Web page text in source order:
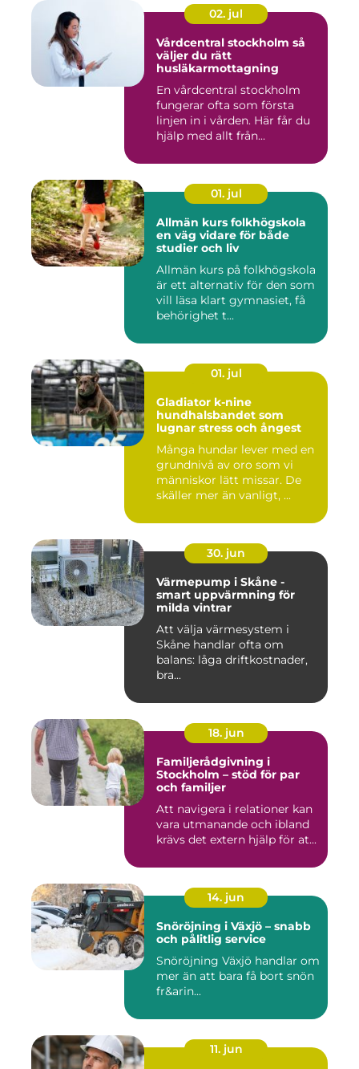
02. jul
Vårdcentral stockholm så
väljer du rätt
husläkarmottagning
En vårdcentral stockholm
fungerar ofta som första
linjen in i vården. Här får du
hjälp med allt från...
01. jul
Allmän kurs folkhögskola
en väg vidare för både
studier och liv
Allmän kurs på folkhögskola
är ett alternativ för den som
vill läsa klart gymnasiet, få
behörighet t...
01. jul
Gladiator k-nine
hundhalsbandet som
lugnar stress och ångest
Många hundar lever med en
grundnivå av oro som vi
människor lätt missar. De
skäller mer än vanligt, ...
30. jun
Värmepump i Skåne -
smart uppvärmning för
milda vintrar
Att välja värmesystem i
Skåne handlar ofta om
balans: låga driftkostnader,
bra...
18. jun
Familjerådgivning i
Stockholm – stöd för par
och familjer
Att navigera i relationer kan
vara utmanande och ibland
krävs det extern hjälp för at...
14. jun
Snöröjning i Växjö – snabb
och pålitlig service
Snöröjning Växjö handlar om
mer än att bara få bort snön
fr&arin...
11. jun